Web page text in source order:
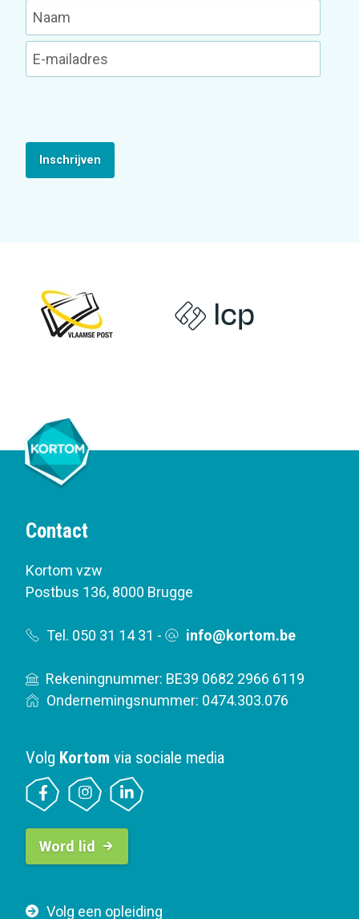
Inschrijven
Contact
Kortom vzw
Postbus 136, 8000 Brugge
Tel. 050 31 14 31 - info@kortom.be
Rekeningnummer: BE39 0682 2966 6119
Ondernemingsnummer: 0474.303.076
F Volg een opleiding
Volg Kortom via sociale media
B
t
o
Word lid